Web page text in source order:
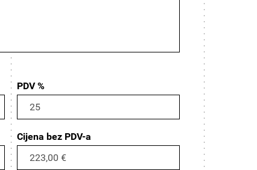
PDV %
Cijena bez PDV-a